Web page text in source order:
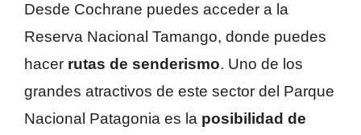
Desde Cochrane puedes acceder a la
Reserva Nacional Tamango, donde puedes
hacer rutas de senderismo. Uno de los
grandes atractivos de este sector del Parque
Nacional Patagonia es la posibilidad de